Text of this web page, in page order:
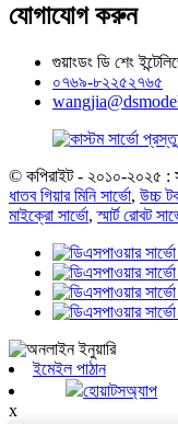
যোগাযোগ করুন
গুয়াংডং ডি শেং
০৭৬৯-৮২২৫২৭৬৫
© কপিরাইট - ২০১০-২০২৫ :
ধাতব গিয়ার মিনি সার্ভো, উচ্চ
মাইক্রো সার্ভো,স্মার্ট রোবট
ইমেইল পাঠান
হোয়াটসঅ্যাপ
x